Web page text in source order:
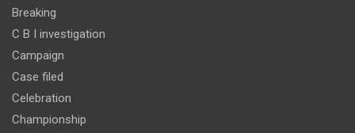
Breaking
C B I investigation
Campaign
Case filed
Celebration
Championship